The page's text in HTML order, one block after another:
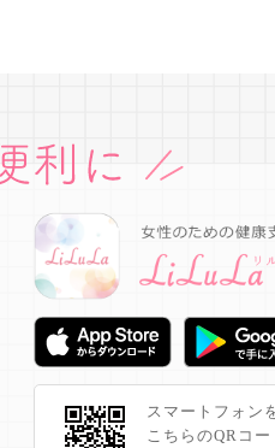
スマートフォン
こちらのQRコー